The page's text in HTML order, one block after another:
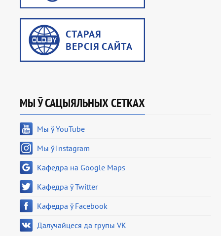
МЫ Ў САЦЫЯЛЬНЫХ СЕТКАХ
Мы ў YouTube
Мы ў Instagram
Кафедра на Google Maps
Кафедра ў Twitter
Кафедра ў Facebook
Далучайцеся да групы VK